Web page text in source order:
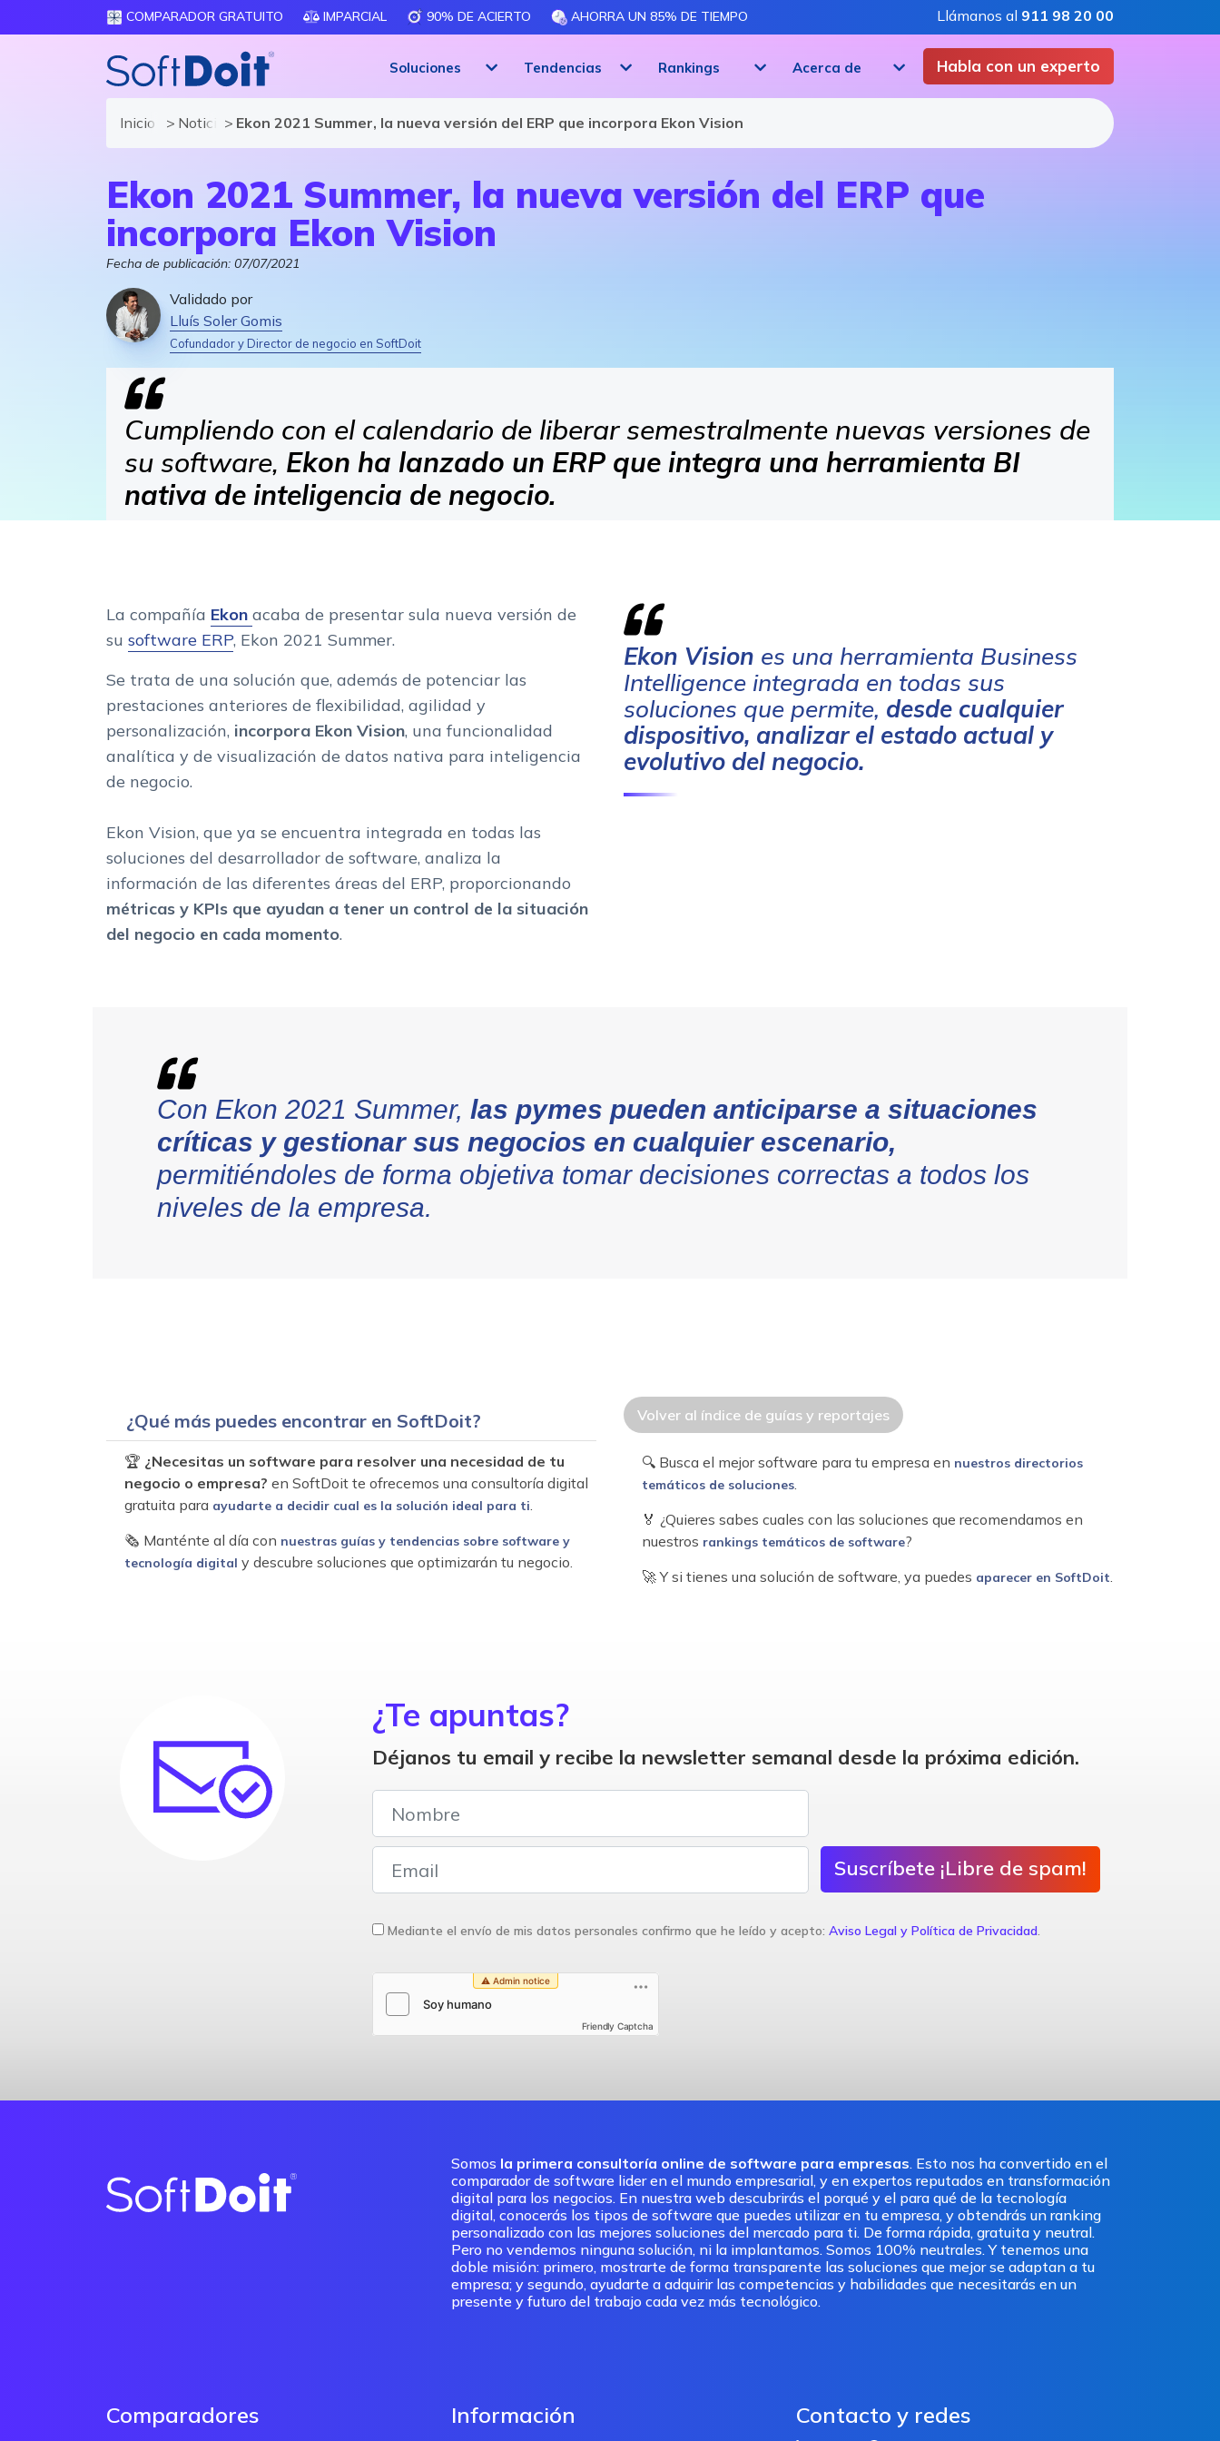
COMPARADOR GRATUITO IMPARCIAL 90% DE ACIERTO AHORRA UN 85% DE TIEMPO Llámanos al 911 98 20 00
Habla con un experto
Soluciones Tendencias Rankings Acerca de
Inicio Noticias de software y TIC
Ekon 2021 Summer, la nueva versión del ERP que incorpora Ekon Vision
Ekon 2021 Summer, la nueva versión del ERP que
incorpora Ekon Vision
Fecha de publicación: 07/07/2021
Validado por
Lluís Soler Gomis
Cofundador y Director de negocio en SoftDoit
Cumpliendo con el calendario de liberar semestralmente nuevas versiones de
su software, Ekon ha lanzado un ERP que integra una herramienta BI
nativa de inteligencia de negocio.
La compañía Ekon acaba de presentar sula nueva versión de
su software ERP, Ekon 2021 Summer.
Se trata de una solución que, además de potenciar las
prestaciones anteriores de flexibilidad, agilidad y
personalización, incorpora Ekon Vision, una funcionalidad
analítica y de visualización de datos nativa para inteligencia
de negocio.
Ekon Vision, que ya se encuentra integrada en todas las
soluciones del desarrollador de software, analiza la
información de las diferentes áreas del ERP, proporcionando
métricas y KPIs que ayudan a tener un control de la situación
del negocio en cada momento.
Ekon Vision es una herramienta Business
Intelligence integrada en todas sus
soluciones que permite, desde cualquier
dispositivo, analizar el estado actual y
evolutivo del negocio.
Con Ekon 2021 Summer, las pymes pueden anticiparse a situaciones
críticas y gestionar sus negocios en cualquier escenario,
permitiéndoles de forma objetiva tomar decisiones correctas a todos los
niveles de la empresa.
¿Qué más puedes encontrar en SoftDoit?
🏆 ¿Necesitas un software para resolver una necesidad de tu
negocio o empresa? en SoftDoit te ofrecemos una consultoría digital
gratuita para ayudarte a decidir cual es la solución ideal para ti.
🗞 Manténte al día con nuestras guías y tendencias sobre software y
tecnología digital y descubre soluciones que optimizarán tu negocio.
Volver al índice de guías y reportajes
🔍 Busca el mejor software para tu empresa en nuestros directorios
temáticos de soluciones.
🏅 ¿Quieres sabes cuales con las soluciones que recomendamos en
nuestros rankings temáticos de software?
🚀 Y si tienes una solución de software, ya puedes aparecer en SoftDoit.
¿Te apuntas?
Déjanos tu email y recibe la newsletter semanal desde la próxima edición.
Suscríbete ¡Libre de spam!
Mediante el envío de mis datos personales confirmo que he leído y acepto: Aviso Legal y Política de Privacidad.
Friendly Captcha
Somos la primera consultoría online de software para empresas. Esto nos ha convertido en el
comparador de software lider en el mundo empresarial, y en expertos reputados en transformación
digital para los negocios. En nuestra web descubrirás el porqué y el para qué de la tecnología
digital, conocerás los tipos de software que puedes utilizar en tu empresa, y obtendrás un ranking
personalizado con las mejores soluciones del mercado para ti. De forma rápida, gratuita y neutral.
Pero no vendemos ninguna solución, ni la implantamos. Somos 100% neutrales. Y tenemos una
doble misión: primero, mostrarte de forma transparente las soluciones que mejor se adaptan a tu
empresa; y segundo, ayudarte a adquirir las competencias y habilidades que necesitarás en un
presente y futuro del trabajo cada vez más tecnológico.
Comparadores Información Contacto y redes